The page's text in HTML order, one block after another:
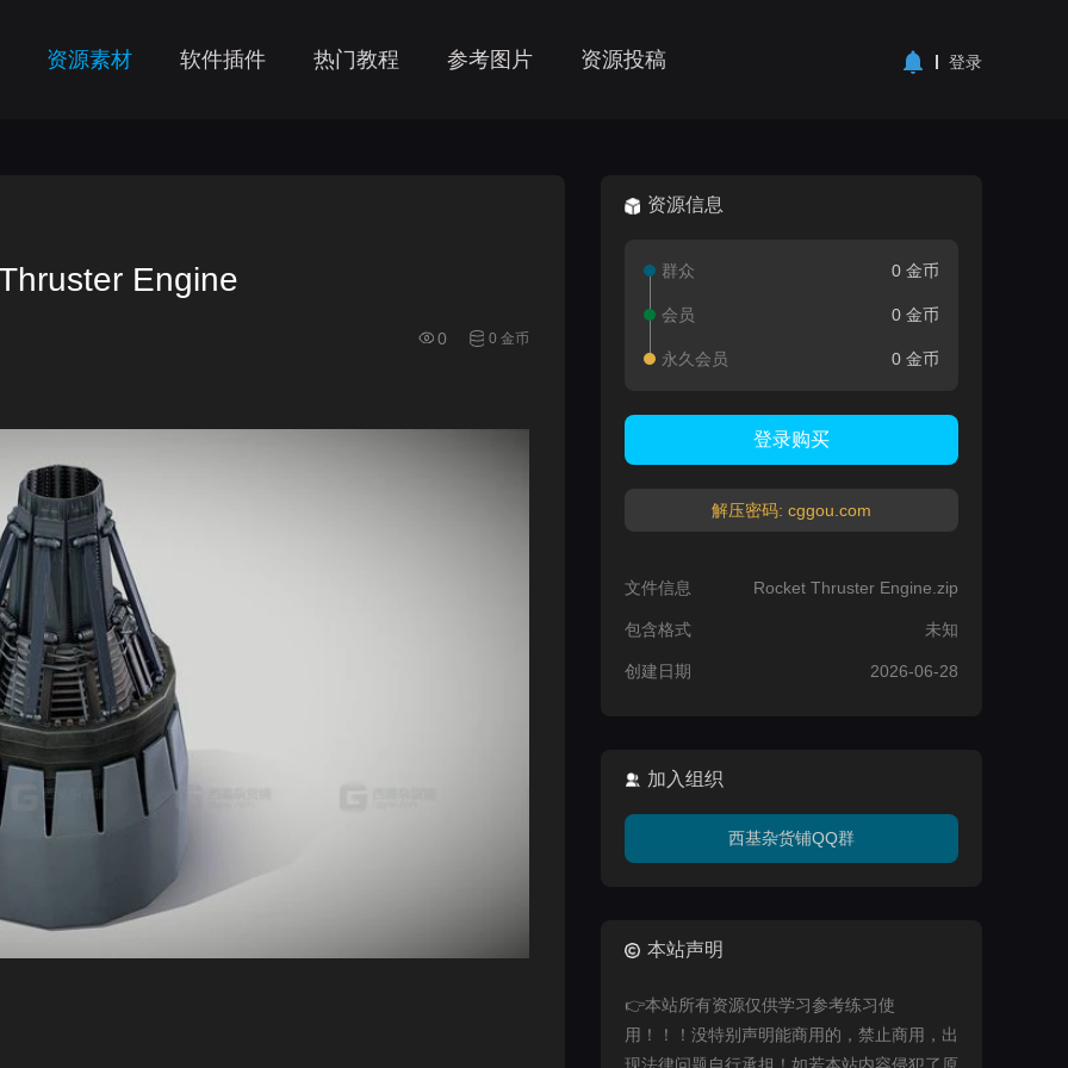
资源素材 软件插件 热门教程 参考图片 资源投稿 登录
Engine
0 0 金币
资源信息
群众 0 金币
会员 0 金币
永久会员 0 金币
登录购买
解压密码: cggou.com
文件信息 Rocket Thruster Engine.zip
包含格式 未知
创建日期 2026-06-28
加入组织
西基杂货铺QQ群
本站声明
👉本站所有资源仅供学习参考练习使
用！！！没特别声明能商用的，禁止商用，出